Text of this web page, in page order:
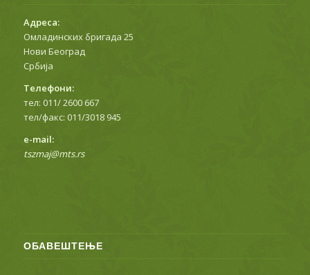
Адреса:
Омладинских бригада 25
Нови Београд
Србија
Телефони:
тел: 011/ 2600 667
тел/факс: 011/3018 945
е-mail:
tszmaj@mts.rs
ОБАВЕШТЕЊЕ